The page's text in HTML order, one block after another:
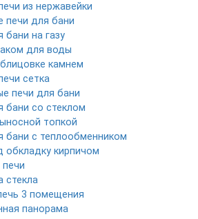
из нержавейки
печи для бани
бани на газу
для воды
камнем
сетка
печи для бани
бани со стеклом
топкой
бани с теплообменником
обкладку кирпичом
стекла
3 помещения
панорама